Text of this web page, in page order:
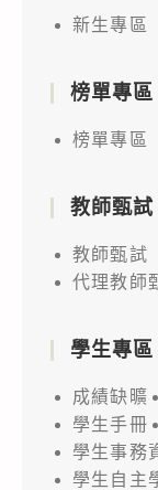
新生專區
榜單專區
榜單專區
教師甄試
教師甄試
代理教師
學生專區
成績缺曠
學生手冊
學生事務
學生自主